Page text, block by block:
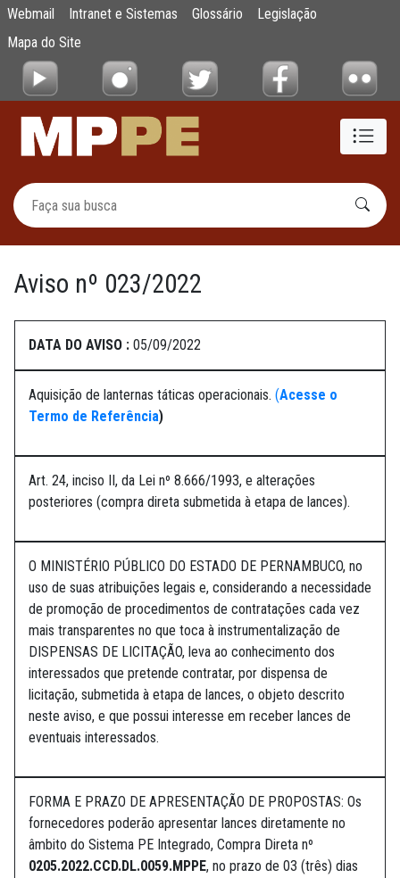
Pular para o Conteúdo principal
Aviso nº 023/2022
Webmail Intranet e Sistemas Glossário
Legislação
Mapa do Site
Aviso nº 023/2022
DATA DO AVISO : 05/09/2022
Aquisição de lanternas táticas operacionais. (Acesse o
Termo de Referência)
Art. 24, inciso II, da Lei nº 8.666/1993, e alterações
posteriores (compra direta submetida à etapa de lances).
O MINISTÉRIO PÚBLICO DO ESTADO DE PERNAMBUCO, no
uso de suas atribuições legais e, considerando a necessidade
de promoção de procedimentos de contratações cada vez
mais transparentes no que toca à instrumentalização de
DISPENSAS DE LICITAÇÃO, leva ao conhecimento dos
interessados que pretende contratar, por dispensa de
licitação, submetida à etapa de lances, o objeto descrito
neste aviso, e que possui interesse em receber lances de
eventuais interessados.
FORMA E PRAZO DE APRESENTAÇÃO DE PROPOSTAS: Os
fornecedores poderão apresentar lances diretamente no
âmbito do Sistema PE Integrado, Compra Direta nº
0205.2022.CCD.DL.0059.MPPE, no prazo de 03 (três) dias